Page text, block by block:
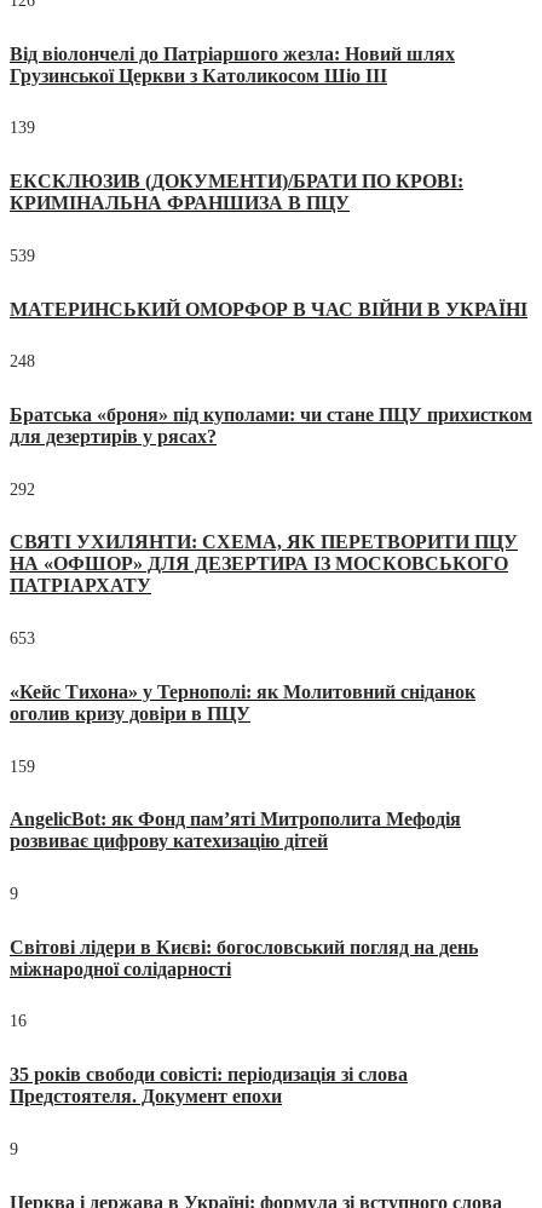
Від віолончелі до Патріаршого жезла: Новий шлях
Грузинської Церкви з Католикосом Шіо III
139
ЕКСКЛЮЗИВ (ДОКУМЕНТИ)/БРАТИ ПО КРОВІ:
КРИМІНАЛЬНА ФРАНШИЗА В ПЦУ
539
МАТЕРИНСЬКИЙ ОМОРФОР В ЧАС ВІЙНИ В УКРАЇНІ
248
Братська «броня» під куполами: чи стане ПЦУ прихистком
для дезертирів у рясах?
292
СВЯТІ УХИЛЯНТИ: СХЕМА, ЯК ПЕРЕТВОРИТИ ПЦУ
НА «ОФШОР» ДЛЯ ДЕЗЕРТИРА ІЗ МОСКОВСЬКОГО
ПАТРІАРХАТУ
653
«Кейс Тихона» у Тернополі: як Молитовний сніданок
оголив кризу довіри в ПЦУ
159
AngelicBot: як Фонд пам’яті Митрополита Мефодія
розвиває цифрову катехизацію дітей
9
Світові лідери в Києві: богословський погляд на день
міжнародної солідарності
16
35 років свободи совісті: періодизація зі слова
Предстоятеля. Документ епохи
9
Церква і держава в Україні: формула зі вступного слова